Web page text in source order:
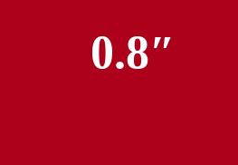
0.8″